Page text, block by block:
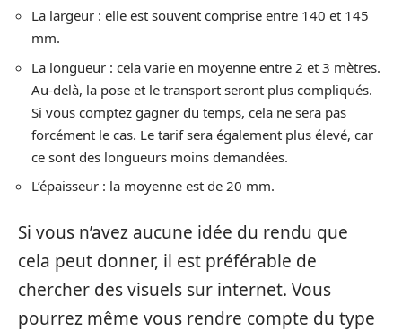
La largeur : elle est souvent comprise entre 140 et 145
mm.
La longueur : cela varie en moyenne entre 2 et 3 mètres.
Au-delà, la pose et le transport seront plus compliqués.
Si vous comptez gagner du temps, cela ne sera pas
forcément le cas. Le tarif sera également plus élevé, car
ce sont des longueurs moins demandées.
L’épaisseur : la moyenne est de 20 mm.
Si vous n’avez aucune idée du rendu que
cela peut donner, il est préférable de
chercher des visuels sur internet. Vous
pourrez même vous rendre compte du type